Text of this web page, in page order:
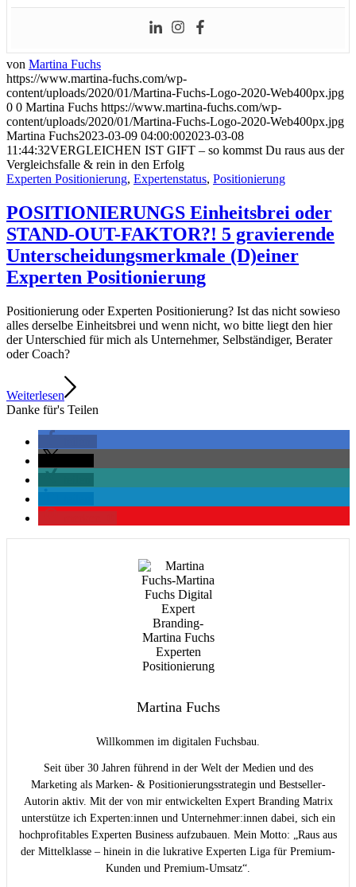
von Martina Fuchs
https://www.martina-fuchs.com/wp-
content/uploads/2020/01/Martina-Fuchs-Logo-2020-Web400px.jpg
0 0 Martina Fuchs https://www.martina-fuchs.com/wp-
content/uploads/2020/01/Martina-Fuchs-Logo-2020-Web400px.jpg
Martina Fuchs2023-03-09 04:00:002023-03-08
11:44:32VERGLEICHEN IST GIFT – so kommst Du raus aus der
Vergleichsfalle & rein in den Erfolg
Experten Positionierung, Expertenstatus, Positionierung
POSITIONIERUNGS Einheitsbrei oder
STAND-OUT-FAKTOR?! 5 gravierende
Unterscheidungsmerkmale (D)einer
Experten Positionierung
Positionierung oder Experten Positionierung? Ist das nicht sowieso
alles derselbe Einheitsbrei und wenn nicht, wo bitte liegt den hier
der Unterschied für mich als Unternehmer, Selbständiger, Berater
oder Coach?
Weiterlesen
Danke für's Teilen
Martina Fuchs
Willkommen im digitalen Fuchsbau.
Seit über 30 Jahren führend in der Welt der Medien und des
Marketing als Marken- & Positionierungsstrategin und Bestseller-
Autorin aktiv. Mit der von mir entwickelten Expert Branding Matrix
unterstütze ich Experten:innen und Unternehmer:innen dabei, sich ein
hochprofitables Experten Business aufzubauen. Mein Motto: „Raus aus
der Mittelklasse – hinein in die lukrative Experten Liga für Premium-
Kunden und Premium-Umsatz“.